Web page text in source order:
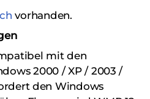
vorhanden.
mit den
2000 / XP / 2003 /
den Windows